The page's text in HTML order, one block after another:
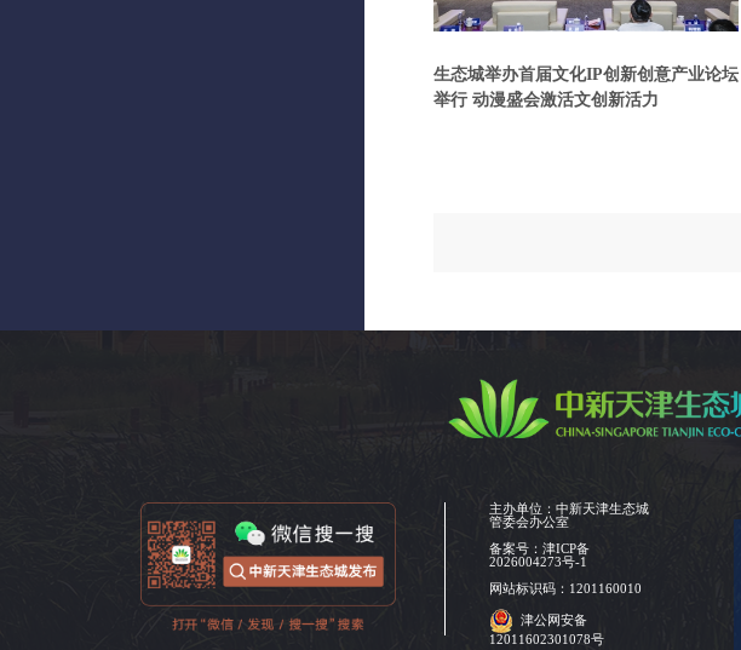
生态城举办首届文化IP创新创意产业论坛
举行 动漫盛会激活文创新活力
主办单位：中新天津生态城
管委会办公室
备案号：津ICP备
2026004273号-1
网站标识码：1201160010
津公网安备
12011602301078号